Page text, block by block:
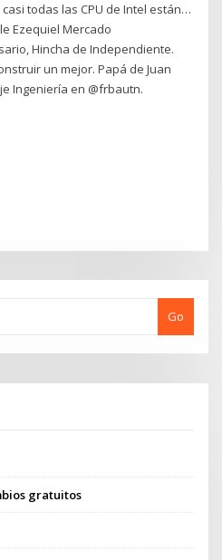
todas las CPU de Intel están…
Ezequiel Mercado
Hincha de Independiente.
un mejor. Papá de Juan
Ingeniería en @frbautn.
Go
gratuitos